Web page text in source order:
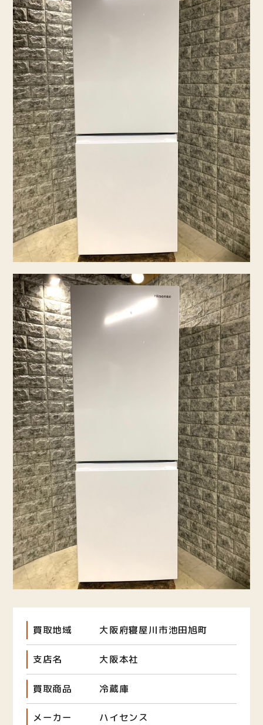
買取地域 大阪府寝屋川市池田旭町
支店名 大阪本社
買取商品 冷蔵庫
メーカー ハイセンス